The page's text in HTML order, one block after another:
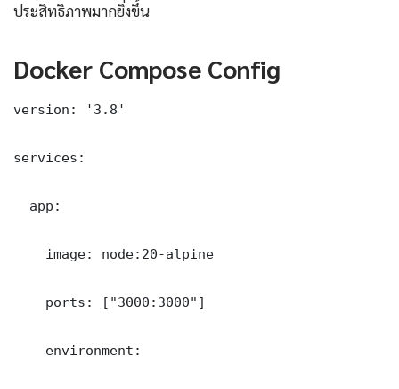
ประสิทธิภาพมากยิ่งขึ้น
Docker Compose Config
version: '3.8'
services:
  app:
    image: node:20-alpine
    ports: ["3000:3000"]
    environment: